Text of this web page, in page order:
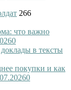
266
что важно
0
в тексты
покупки и как
0